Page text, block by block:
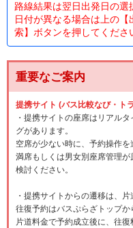
路線結果は翌日出発日の選
日付が異なる場合は上の
索】ボタンを押してくださ
重要なご案内
提携サイト (バス比較なび・ト
・提携サイトの座席はリアル
グがあります。
空席が少ない時に、予約操作を
満席もしくは男女別座席管理
検討ください。
・提携サイトからの遷移は、片
往復予約はバスぷらざトップか
片道料金で予約成立後に、往復